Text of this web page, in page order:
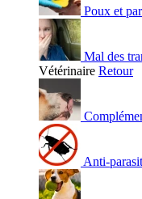
Poux et
Mal des
Vétérinaire Retour
Anti-